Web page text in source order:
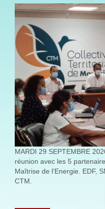
MARDI 29 SEPTEMBRE
réunion avec les 5
Maîtrise de l’Energie. EDF,
CTM.